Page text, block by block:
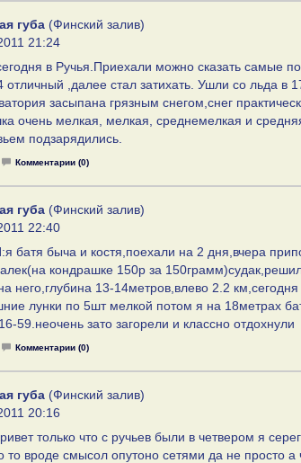
губа (Финский залив)
21:24
в Ручья.Приехали можно сказать самые
отличный ,далее стал затихать. Ушли со льда в
засыпана грязным снегом,снег
очень мелкая, мелкая, среднемелкая и
подзарядились.
Комментарии (0)
губа (Финский залив)
22:40
батя быча и костя,поехали на 2 дня,вчера
кондрашке 150р за
него,глубина 13-14метров,влево 2.2
лунки по 5шт мелкой потом я на 18метрах
59.неочень зато загорели и классно отдохнули
Комментарии (0)
губа (Финский залив)
20:16
только что с ручьев были в четвером я
то вроде смысол опутоно сетями да не просто